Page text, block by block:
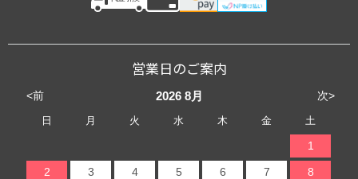
営業日のご案内
<前 次>
2026 8月
日 月 火 水 木 金 土
1
2 3 4 5 6 7 8